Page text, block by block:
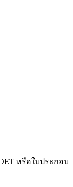
หรือใบประกอบ